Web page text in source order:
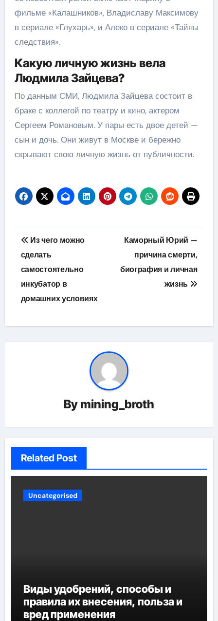
фильме «Калашников», Владиславу Максимову
в сериале «Глухарь», и Алеко в сериале «Тайны
следствия».
Какую личную жизнь вела
Людмила Зайцева?
По данным СМИ, Людмила Зайцева состоит в
браке с коллегой по театру и кино, актером
Сергеем Романовым. У пары есть двое детей —
сын и дочь. Они живут в Москве и бережно
скрывают свою личную жизнь от публичности.
Навигация
по
записям
Из чего можно
сделать
самостоятельно
инкубатор в
домашних условиях
Каморный Юрий —
причина смерти,
биография и личная
жизнь
By mining_broth
Related Post
Uncategorised
Виды удобрений, способы и
правила их внесения, польза и
вред применения